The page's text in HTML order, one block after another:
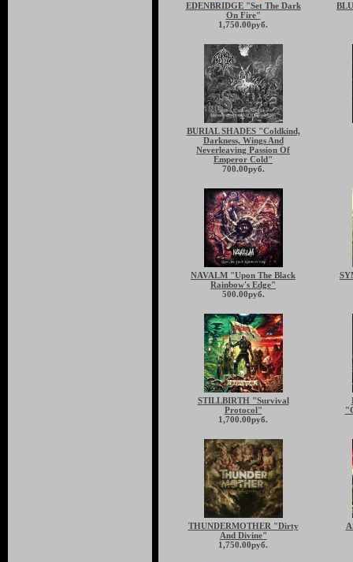
EDENBRIDGE "Set The Dark
On Fire"
1,750.00руб.
BURIAL SHADES "Coldkind,
Darkness, Wings And
Neverleaving Passion Of
Emperor Cold"
700.00руб.
NAVALM "Upon The Black
Rainbow's Edge"
500.00руб.
STILLBIRTH "Survival
Protocol"
1,700.00руб.
THUNDERMOTHER "Dirty
And Divine"
1,750.00руб.